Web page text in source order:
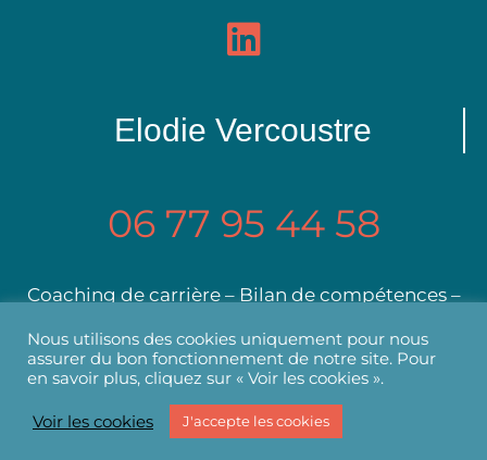
Elodie Vercoustre
06 77 95 44 58
Coaching de carrière – Bilan de compétences –
Mentions légales
Politique de confidentialité
Politique de cookies
Nous utilisons des cookies uniquement pour nous
assurer du bon fonctionnement de notre site. Pour
en savoir plus, cliquez sur « Voir les cookies ».
Voir les cookies J'accepte les cookies